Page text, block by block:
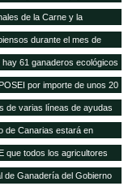
de la Carne y la
durante el mes de
61 ganaderos ecológicos
por importe de unos 20
de varias líneas de ayudas
de Canarias estará en
que todos los agricultores
el POSEI
de Ganadería del Gobierno